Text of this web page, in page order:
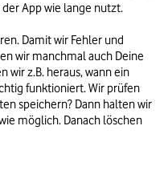
App wie lange nutzt.
Damit wir Fehler und
wir manchmal auch Deine
wir z.B. heraus, wann ein
funktioniert. Wir prüfen
speichern? Dann halten wir
möglich. Danach löschen